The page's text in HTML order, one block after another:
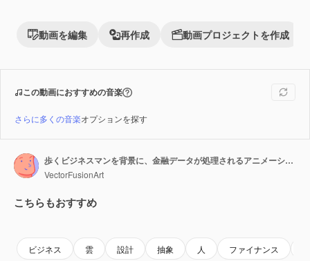
動画を編集 再作成 動画プロジェクトを作成
この動画におすすめの音楽
さらに多くの音楽オプションを探す
歩くビジネスマンを背景に、金融データが処理されるアニメーション
VectorFusionArt
こちらもおすすめ
ビジネス 雲 設計 抽象 人 ファイナンス